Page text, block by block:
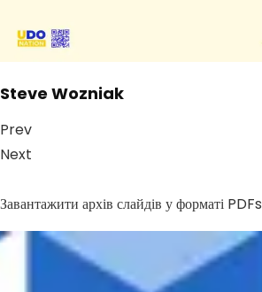
Steve Wozniak
Prev
Next
Завантажити архів слайдів у форматі PDFs